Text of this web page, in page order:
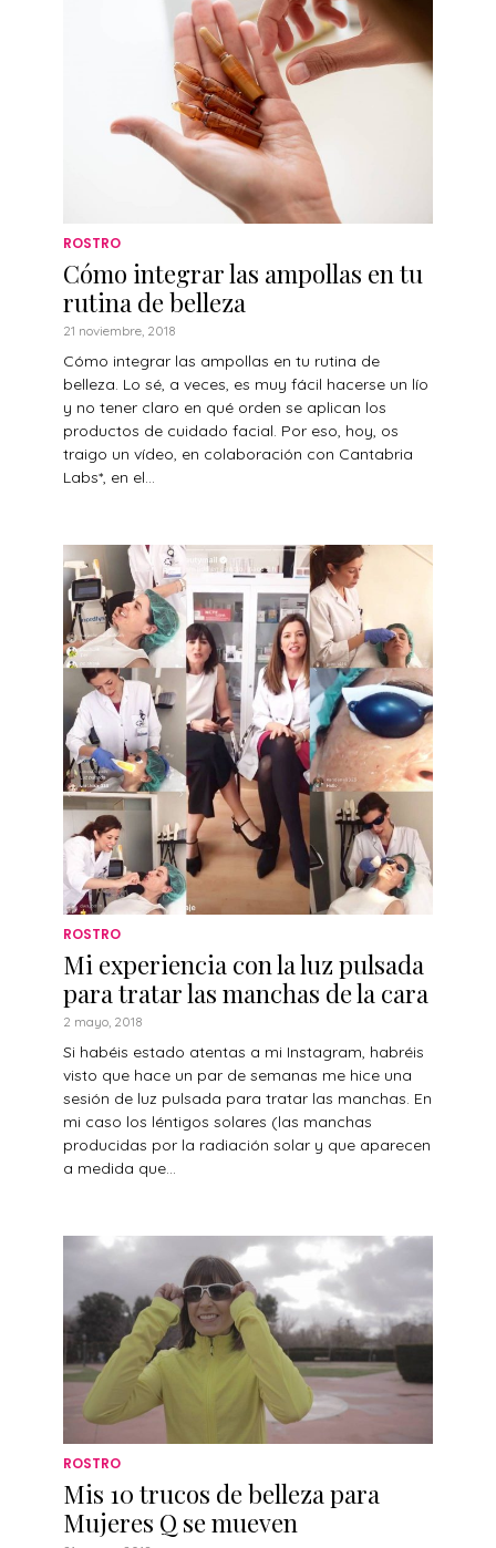
ROSTRO
Cómo integrar las ampollas en tu
rutina de belleza
21 noviembre, 2018
Cómo integrar las ampollas en tu rutina de
belleza. Lo sé, a veces, es muy fácil hacerse un lío
y no tener claro en qué orden se aplican los
productos de cuidado facial. Por eso, hoy, os
traigo un vídeo, en colaboración con Cantabria
Labs*, en el...
ROSTRO
Mi experiencia con la luz pulsada
para tratar las manchas de la cara
2 mayo, 2018
Si habéis estado atentas a mi Instagram, habréis
visto que hace un par de semanas me hice una
sesión de luz pulsada para tratar las manchas. En
mi caso los léntigos solares (las manchas
producidas por la radiación solar y que aparecen
a medida que...
ROSTRO
Mis 10 trucos de belleza para
Mujeres Q se mueven